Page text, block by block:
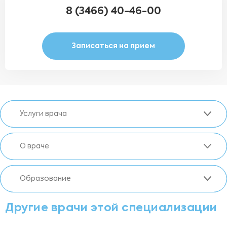
8 (3466) 40-46-00
Записаться на прием
Услуги врача
О враче
Образование
Другие врачи этой специализации